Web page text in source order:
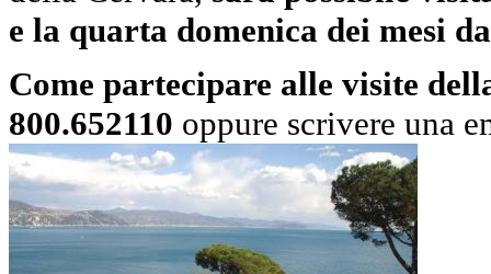
e la quarta domenica dei mesi
Come partecipare alle visite
800.652110 oppure scrivere una